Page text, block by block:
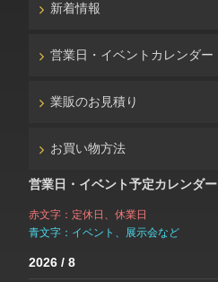
新着情報
営業日・イベントカレンダー
業販のお見積り
お買い物方法
営業日・イベント予定カレンダー
赤文字：定休日、休業日
青文字：イベント、展示会など
2026 / 8